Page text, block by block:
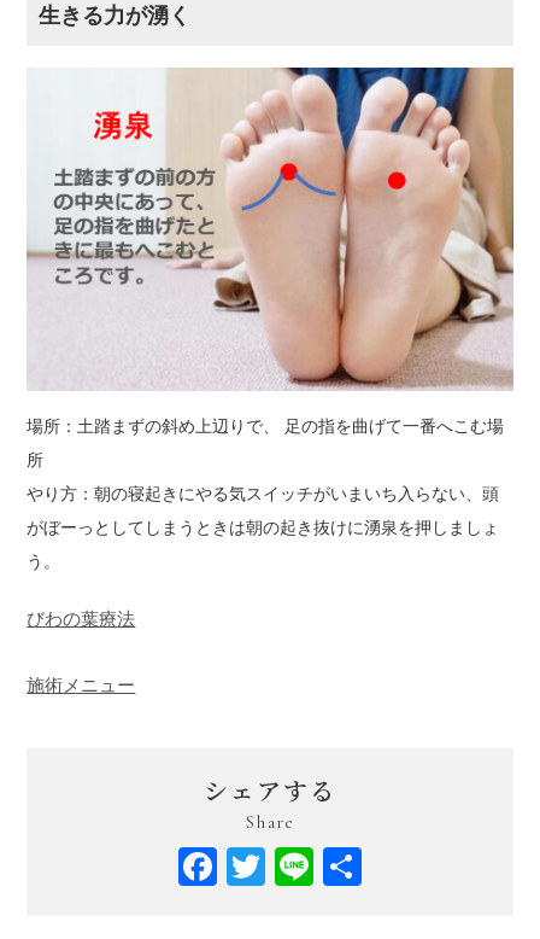
生きる力が湧く
場所：土踏まずの斜め上辺りで、 足の指を曲げて一番へこむ場
所
やり方：朝の寝起きにやる気スイッチがいまいち入らない、頭
がぼーっとしてしまうときは朝の起き抜けに湧泉を押しましょ
う。
びわの葉療法
施術メニュー
シェアする
Share
Facebook
Twitter
Line